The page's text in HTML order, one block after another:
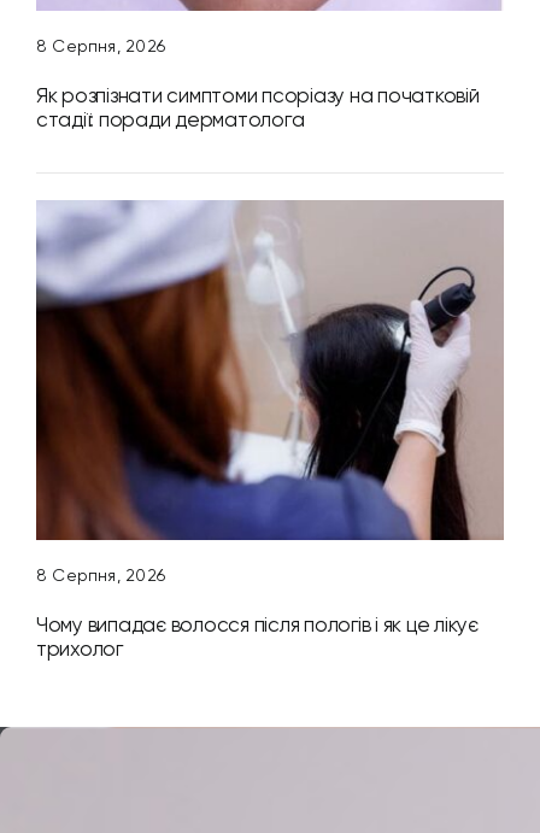
8 Серпня, 2026
Як розпізнати симптоми псоріазу на початковій
стадії: поради дерматолога
8 Серпня, 2026
Чому випадає волосся після пологів і як це лікує
трихолог